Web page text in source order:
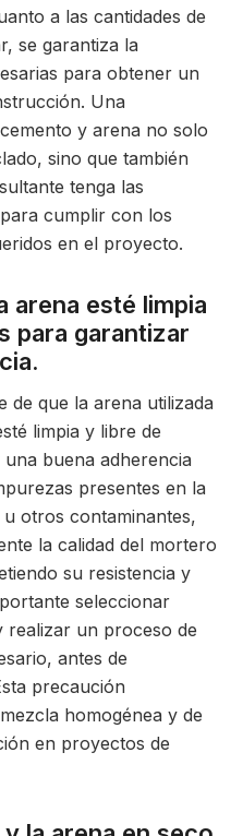
a las cantidades de
se garantiza la
para obtener un
Una
y arena no solo
sino que también
tenga las
cumplir con los
en el proyecto.
arena esté limpia
para garantizar
de que la arena utilizada
limpia y libre de
buena adherencia
presentes en la
otros contaminantes,
la calidad del mortero
su resistencia y
seleccionar
realizar un proceso de
antes de
precaución
homogénea y de
en proyectos de